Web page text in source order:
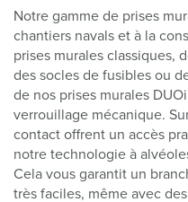
Notre gamme de prises
chantiers navals et à la
prises murales classiques,
des socles de fusibles ou
de nos prises murales
verrouillage mécanique.
contact offrent un accès
notre technologie à
Cela vous garantit un
très faciles, même avec